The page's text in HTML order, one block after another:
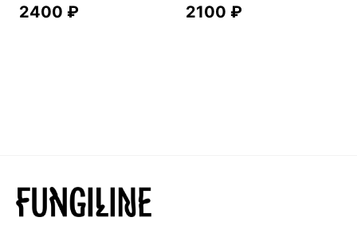
Бакопа Монье
Дикий ямс
Для волос
2400 ₽ 2100 ₽